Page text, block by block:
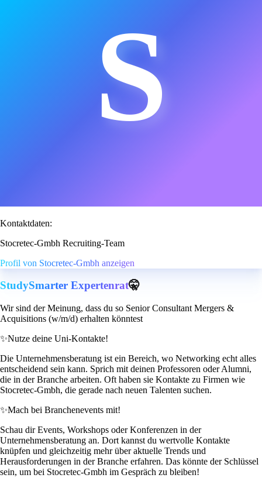
S
Kontaktdaten:
Stocretec-Gmbh Recruiting-Team
Profil von Stocretec-Gmbh anzeigen
StudySmarter Expertenrat🤫
Wir sind der Meinung, dass du so Senior Consultant Mergers &
Acquisitions (w/m/d) erhalten könntest
✨Nutze deine Uni-Kontakte!
Die Unternehmensberatung ist ein Bereich, wo Networking echt alles
entscheidend sein kann. Sprich mit deinen Professoren oder Alumni,
die in der Branche arbeiten. Oft haben sie Kontakte zu Firmen wie
Stocretec-Gmbh, die gerade nach neuen Talenten suchen.
✨Mach bei Branchenevents mit!
Schau dir Events, Workshops oder Konferenzen in der
Unternehmensberatung an. Dort kannst du wertvolle Kontakte
knüpfen und gleichzeitig mehr über aktuelle Trends und
Herausforderungen in der Branche erfahren. Das könnte der Schlüssel
sein, um bei Stocretec-Gmbh im Gespräch zu bleiben!